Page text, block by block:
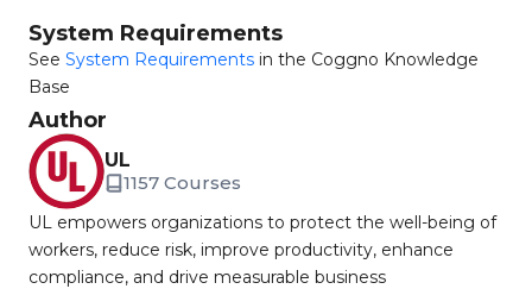
System Requirements
See System Requirements in the Coggno Knowledge
Base
Author
UL
1157 Courses
UL empowers organizations to protect the well-being of
workers, reduce risk, improve productivity, enhance
compliance, and drive measurable business